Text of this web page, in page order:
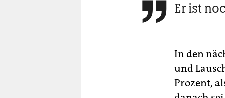
 Er ist
In den
und
Prozent,